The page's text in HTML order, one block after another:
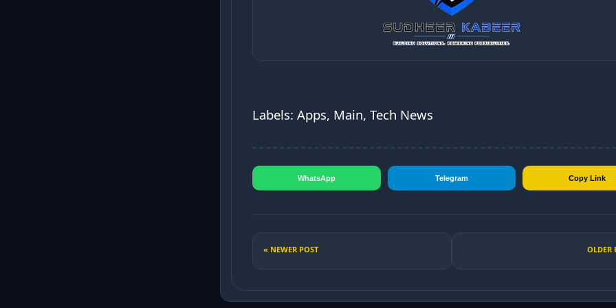
Labels: Apps, Main, Tech News
WhatsApp Telegram Copy Link
« NEWER POST OLDER